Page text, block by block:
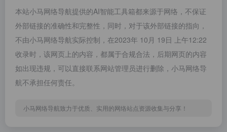
本站小马网络导航提供的AI智能工具箱都来源于网络，不保证
外部链接的准确性和完整性，同时，对于该外部链接的指向，
不由小马网络导航实际控制，在2023年 10月 19日 上午12:22
收录时，该网页上的内容，都属于合规合法，后期网页的内容
如出现违规，可以直接联系网站管理员进行删除，小马网络导
航不承担任何责任。
小马网络导航致力于优质、实用的网络站点资源收集与分享！